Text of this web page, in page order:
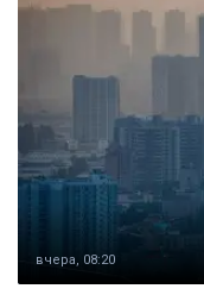
вчера, 08:20